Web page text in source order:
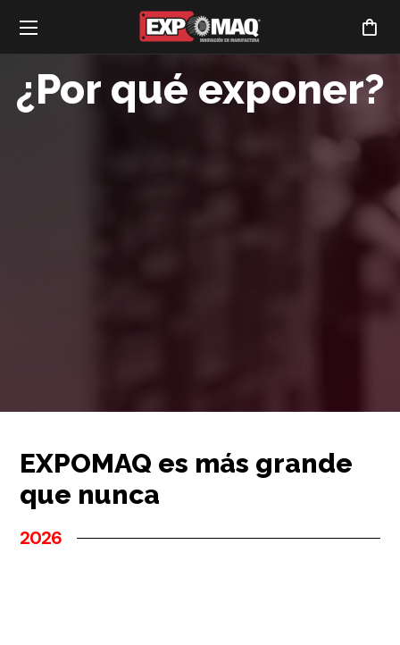
¿Por qué exponer?
2026
EXPOMAQ es más grande
que nunca
INDUSTRIAL
CALIFICADO